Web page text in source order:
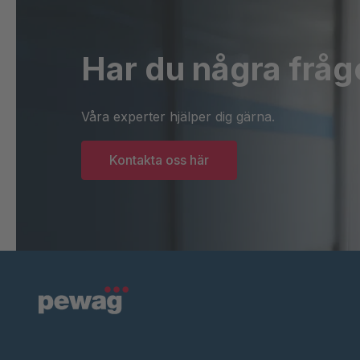
Har du några
Våra experter hjälper dig gärna.
Kontakta oss här